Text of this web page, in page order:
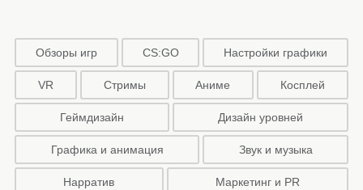
Обзоры игр CS:GO Настройки графики
VR Стримы Аниме Косплей
Геймдизайн Дизайн уровней
Графика и анимация Звук и музыка
Нарратив Маркетинг и PR